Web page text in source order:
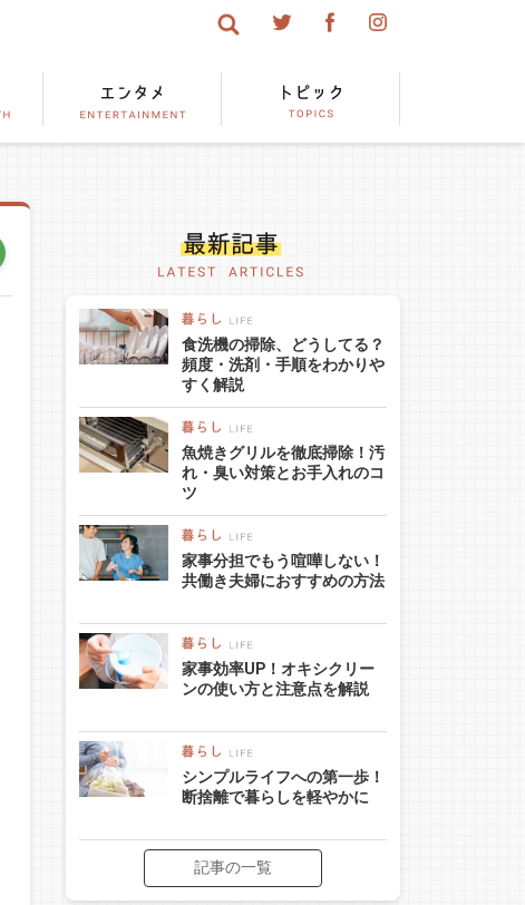
食洗機の掃除、どうしてる？
頻度・洗剤・手順をわかりや
すく解説
魚焼きグリルを徹底掃除！汚
れ・臭い対策とお手入れのコ
ツ
家事分担でもう喧嘩しない！
共働き夫婦におすすめの方法
家事効率UP！オキシクリー
ンの使い方と注意点を解説
シンプルライフへの第一歩！
断捨離で暮らしを軽やかに
記事の一覧